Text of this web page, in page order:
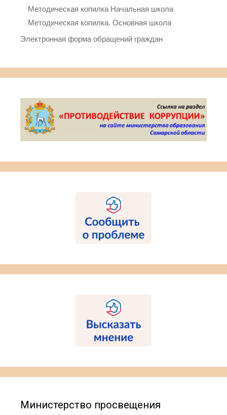
Методическая копилка Начальная школа
Методическая копилка. Основная школа
Электронная форма обращений граждан
Министерство просвещения